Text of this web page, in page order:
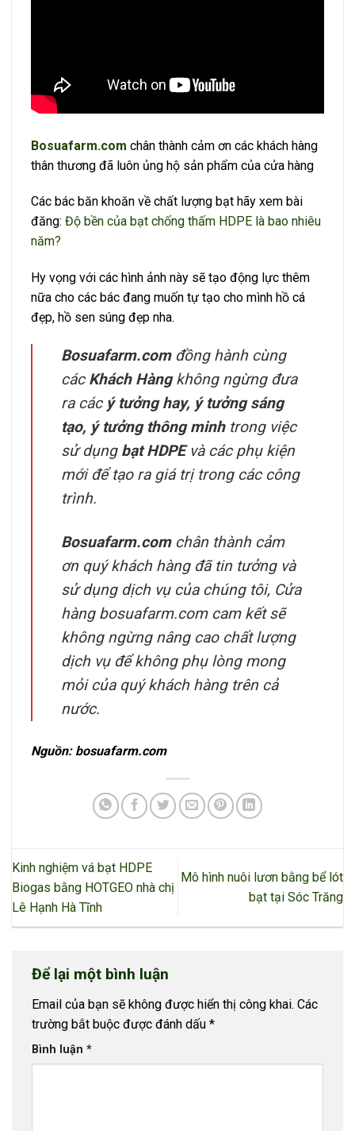
Bosuafarm.com chân thành cảm ơn các khách hàng
thân thương đã luôn ủng hộ sản phẩm của cửa hàng
Các bác băn khoăn về chất lượng bạt hãy xem bài
đăng: Độ bền của bạt chống thấm HDPE là bao nhiêu
năm?
Hy vọng với các hình ảnh này sẽ tạo động lực thêm
nữa cho các bác đang muốn tự tạo cho mình hồ cá
đẹp, hồ sen súng đẹp nha.
Bosuafarm.comđồng hành cùng
cácKhách Hàngkhông ngừng đưa
ra các ý tưởng hay, ý tưởng sáng
tạo, ý tưởng thông minhtrong việc
sử dụng bạt HDPEvà các phụ kiện
mới để tạo ra giá trị trong các công
trình.
Bosuafarm.comchân thành cảm
ơn quý khách hàng đã tin tưởng và
sử dụng dịch vụ của chúng tôi, Cửa
hàng bosuafarm.com cam kết sẽ
không ngừng nâng cao chất lượng
dịch vụ để không phụ lòng mong
mỏi của quý khách hàng trên cả
nước.
Nguồn: bosuafarm.com
Kinh nghiệm vá bạt HDPE
Biogas bằng HOTGEO nhà chị
Lê Hạnh Hà Tĩnh
Mô hình nuôi lươn bằng bể lót
bạt tại Sóc Trăng
Để lại một bình luận
Email của bạn sẽ không được hiển thị công khai. Các
trường bắt buộc được đánh dấu *
Bình luận *